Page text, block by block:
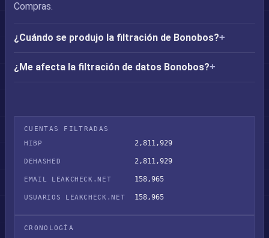
Compras.
¿Cuándo se produjo la filtración de Bonobos?
¿Me afecta la filtración de datos Bonobos?
CUENTAS FILTRADAS
HIBP
2,811,929
DEHASHED 2,811,929
EMAIL LEAKCHECK.NET 158,965
USUARIOS LEAKCHECK.NET 158,965
CRONOLOGÍA